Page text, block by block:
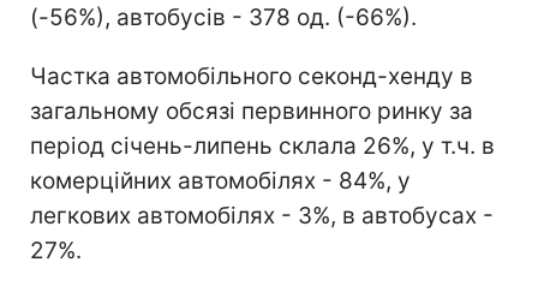
(-56%), автобусів - 378 од. (-66%).
Частка автомобільного секонд-хенду в
загальному обсязі первинного ринку за
період січень-липень склала 26%, у т.ч. в
комерційних автомобілях - 84%, у
легкових автомобілях - 3%, в автобусах -
27%.